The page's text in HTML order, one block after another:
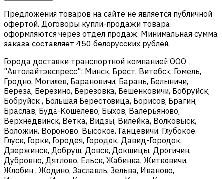
Предложения товаров на сайте не является публичной
офертой. Договоры купли-продажи товара
оформляются через отдел продаж. Минимальная сумма
заказа составляет 450 белорусских рублей.
Города доставки транспортной компанией ООО
"Автолайтэкспресс": Минск, Брест, Витебск, Гомель,
Гродно, Могилев, Барановичи, Барань, Белыничи,
Береза, Березино, Березовка, Бешенковичи, Бобруйск,
Бобруйск , Большая Берестовица, Борисов, Брагин,
Браслав, Буда-Кошелево, Быхов, Валерьяново,
Верхнедвинск, Ветка, Видзы, Вилейка, Волковыск,
Воложин, Вороново, Высокое, Ганцевичи, Глубокое,
Глуск, Горки, Городея, Городок, Давид-Городок,
Дзержинск, Добруш, Довск, Докшицы, Дрогичин,
Дубровно, Дятлово, Ельск, Жабинка, Житковичи,
Жлобин , Жодино, Заславль, Зельва, Иваново,